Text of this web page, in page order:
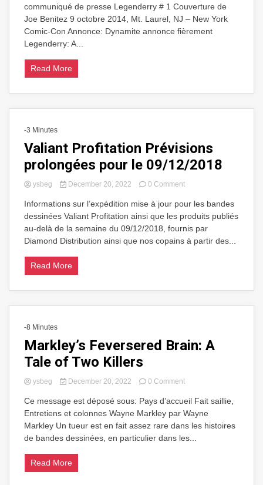
écrivain
succès
Dynamite
communiqué de presse Legenderry # 1 Couverture de
Joe Benitez 9 octobre 2014, Mt. Laurel, NJ – New York
Comic-Con Annonce: Dynamite annonce fièrement
Legenderry: A...
Read More
-3 Minutes
Valiant Profitation Prévisions
prolongées pour le 09/12/2018
ysbeg December 20, 2022 0 Commenton
Profitation
Prévisions
prolongées
pour
Informations sur l’expédition mise à jour pour les bandes
dessinées Valiant Profitation ainsi que les produits publiés
au-delà de la semaine du 09/12/2018, fournis par
Diamond Distribution ainsi que nos copains à partir des...
Read More
-8 Minutes
Markley’s Feversered Brain: A
Tale of Two Killers
ysbeg December 20, 2022 0 Commenton
Feversered
Brain:
A
Ce message est déposé sous: Pays d’accueil Fait saillie,
Entretiens et colonnes Wayne Markley par Wayne
Markley Un tueur est en fait assez rare dans les histoires
de bandes dessinées, en particulier dans les...
Read More